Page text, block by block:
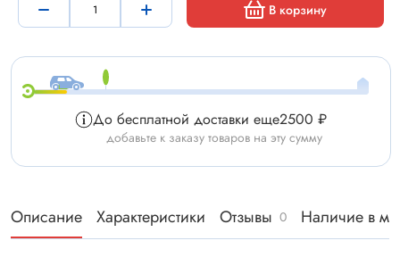
В корзину
До бесплатной доставки еще2500 ₽
добавьте к заказу товаров на эту сумму
Описание Характеристики Отзывы 0 Наличие в